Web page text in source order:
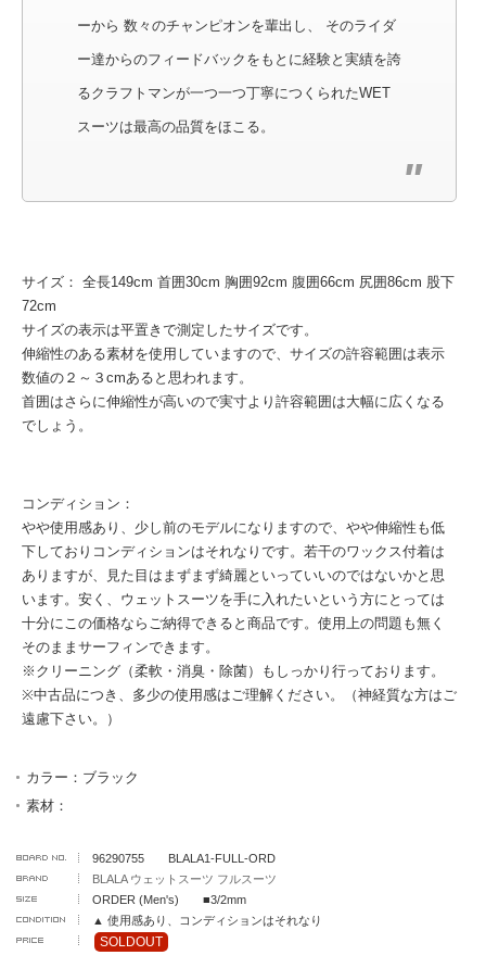
ーから 数々のチャンピオンを輩出し、 そのライダ
ー達からのフィードバックをもとに経験と実績を誇
るクラフトマンが一つ一つ丁寧につくられたWET
スーツは最高の品質をほこる。
サイズ： 全長149cm 首囲30cm 胸囲92cm 腹囲66cm 尻囲86cm 股下
72cm
サイズの表示は平置きで測定したサイズです。
伸縮性のある素材を使用していますので、サイズの許容範囲は表示
数値の２～３cmあると思われます。
首囲はさらに伸縮性が高いので実寸より許容範囲は大幅に広くなる
でしょう。
コンディション：
やや使用感あり、少し前のモデルになりますので、やや伸縮性も低
下しておりコンディションはそれなりです。若干のワックス付着は
ありますが、見た目はまずまず綺麗といっていいのではないかと思
います。安く、ウェットスーツを手に入れたいという方にとっては
十分にこの価格ならご納得できると商品です。使用上の問題も無く
そのままサーフィンできます。
※クリーニング（柔軟・消臭・除菌）もしっかり行っております。
※中古品につき、多少の使用感はご理解ください。（神経質な方はご
遠慮下さい。）
カラー：ブラック
素材：
96290755 BLALA1-FULL-ORD
BLALA ウェットスーツ フルスーツ
ORDER (Men's) ■3/2mm
▲ 使用感あり、コンディションはそれなり
SOLDOUT